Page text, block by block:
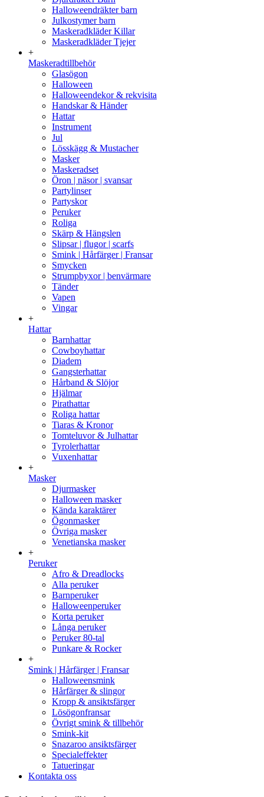
Halloweendräkter barn
Julkostymer barn
Maskeradkläder Killar
Maskeradkläder Tjejer
+
Maskeradtillbehör
Glasögon
Halloween
Halloweendekor & rekvisita
Handskar & Händer
Hattar
Instrument
Jul
Lösskägg & Mustacher
Masker
Maskeradset
Öron | näsor | svansar
Partylinser
Partyskor
Peruker
Roliga
Skärp & Hängslen
Slipsar | flugor | scarfs
Smink | Hårfärger | Fransar
Smycken
Strumpbyxor | benvärmare
Tänder
Vapen
Vingar
+
Hattar
Barnhattar
Cowboyhattar
Diadem
Gangsterhattar
Hårband & Slöjor
Hjälmar
Pirathattar
Roliga hattar
Tiaras & Kronor
Tomteluvor & Julhattar
Tyrolerhattar
Vuxenhattar
+
Masker
Djurmasker
Halloween masker
Kända karaktärer
Ögonmasker
Övriga masker
Venetianska masker
+
Peruker
Afro & Dreadlocks
Alla peruker
Barnperuker
Halloweenperuker
Korta peruker
Långa peruker
Peruker 80-tal
Punkare & Rocker
+
Smink | Hårfärger | Fransar
Halloweensmink
Hårfärger & slingor
Kropp & ansiktsfärger
Lösögonfransar
Övrigt smink & tillbehör
Smink-kit
Snazaroo ansiktsfärger
Specialeffekter
Tatueringar
Kontakta oss